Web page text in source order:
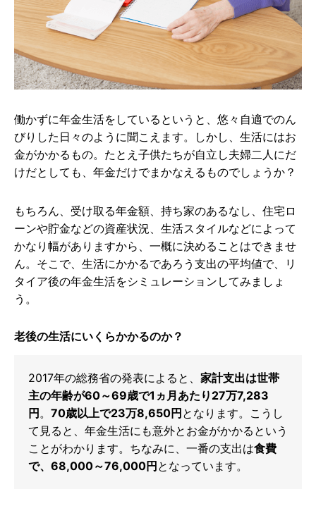
働かずに年金生活をしているというと、悠々自適でのん
びりした日々のように聞こえます。しかし、生活にはお
金がかかるもの。たとえ子供たちが自立し夫婦二人にだ
けだとしても、年金だけでまかなえるものでしょうか？
もちろん、受け取る年金額、持ち家のあるなし、住宅ロ
ーンや貯金などの資産状況、生活スタイルなどによって
かなり幅がありますから、一概に決めることはできませ
ん。そこで、生活にかかるであろう支出の平均値で、リ
タイア後の年金生活をシミュレーションしてみましょ
う。
老後の生活にいくらかかるのか？
2017年の総務省の発表によると、 家計支出は世帯
主の年齢が60～69歳で1ヵ月あたり27万7,283
円。 70歳以上で23万8,650円となります。こうし
て見ると、年金生活にも意外とお金がかかるという
ことがわかります。ちなみに、一番の支出は食費
で、68,000～76,000円となっています。